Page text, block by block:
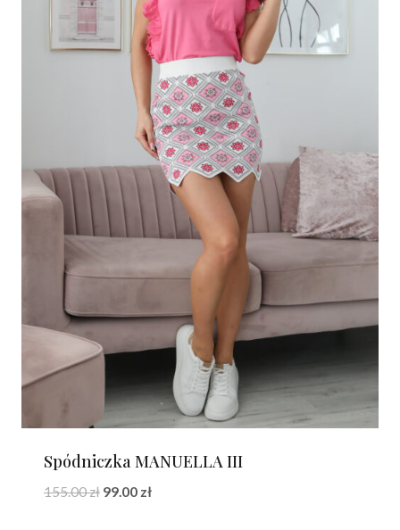
Spódniczka MANUELLA III
155.00zł Pierwotna
99.00 złAktualna